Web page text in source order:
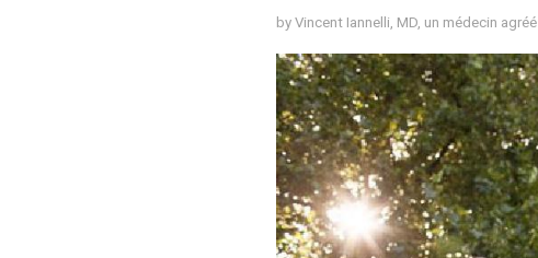
by Vincent Iannelli, MD, un médecin agréé